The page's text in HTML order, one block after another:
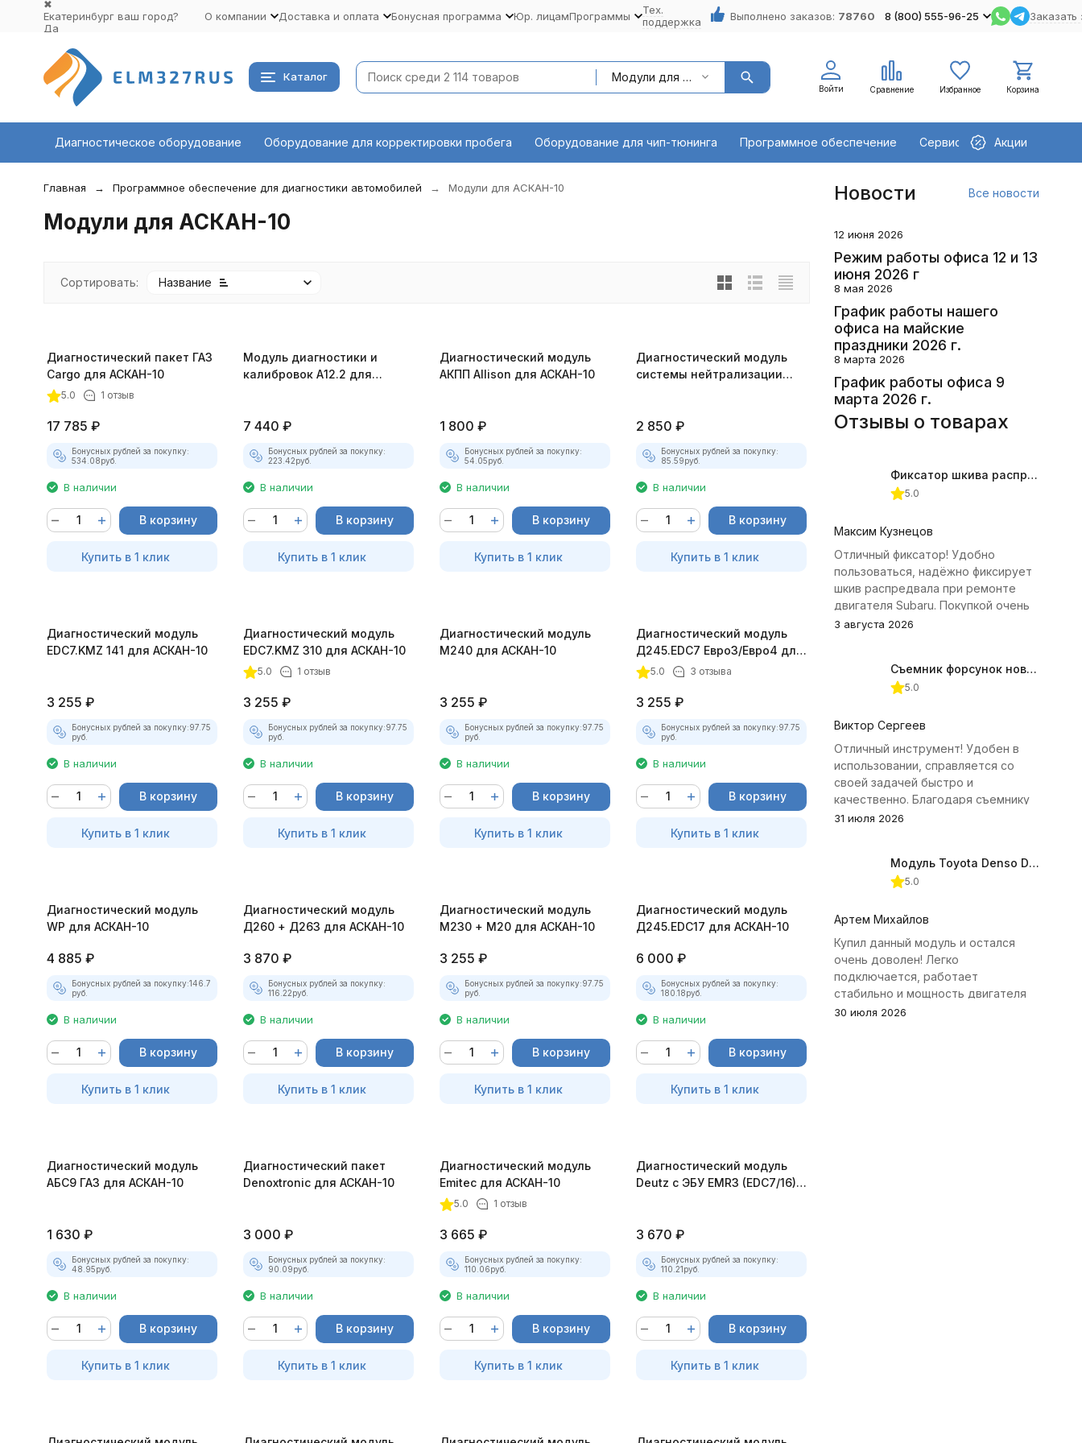
✖
Екатеринбург ваш город?
Да
О компании Доставка и оплата Бонусная программа Юр. лицамПрограммы
Тех.
поддержка
Выполнено заказов: 78760 8 (800) 555-96-25 Заказать
Каталог Модули для АСКАН-10
Войти Сравнение Избранное Корзина
Диагностическое оборудование Оборудование для корректировки пробега Оборудование для чип-тюнинга Программное обеспечение Сервисное оборудование
Акции
Главная Программное обеспечение для диагностики автомобилей Модули для АСКАН-10
Модули для АСКАН-10
Сортировать: Название
покупателей
Диагностический пакет ГАЗ
Cargo для АСКАН-10
5.0 1 отзыв
17 785 ₽
Бонусных рублей за покупку:
534.08руб.
В наличии
В корзину
Купить в 1 клик
Модуль диагностики и
калибровок А12.2 для
7 440 ₽
Бонусных рублей за покупку:
223.42руб.
В наличии
В корзину
Купить в 1 клик
Диагностический модуль
АКПП Allison для АСКАН-10
1 800 ₽
Бонусных рублей за покупку:
54.05руб.
В наличии
В корзину
Купить в 1 клик
Диагностический модуль
системы нейтрализации
2 850 ₽
Бонусных рублей за покупку:
85.59руб.
В наличии
В корзину
Купить в 1 клик
Диагностический модуль
EDC7.KMZ 141 для АСКАН-10
3 255 ₽
Бонусных рублей за покупку:97.75
руб.
В наличии
В корзину
Купить в 1 клик
Диагностический модуль
EDC7.KMZ 310 для АСКАН-10
5.0 1 отзыв
3 255 ₽
Бонусных рублей за покупку:97.75
руб.
В наличии
В корзину
Купить в 1 клик
Диагностический модуль
М240 для АСКАН-10
3 255 ₽
Бонусных рублей за покупку:97.75
руб.
В наличии
В корзину
Купить в 1 клик
Диагностический модуль
Д245.EDC7 Евро3/Евро4 для
АСКАН-10
5.0 3 отзыва
3 255 ₽
Бонусных рублей за покупку:97.75
руб.
В наличии
В корзину
Купить в 1 клик
Диагностический модуль
WP для АСКАН-10
4 885 ₽
Бонусных рублей за покупку:146.7
руб.
В наличии
В корзину
Купить в 1 клик
Диагностический модуль
Д260 + Д263 для АСКАН-10
3 870 ₽
Бонусных рублей за покупку:
116.22руб.
В наличии
В корзину
Купить в 1 клик
Диагностический модуль
М230 + М20 для АСКАН-10
3 255 ₽
Бонусных рублей за покупку:97.75
руб.
В наличии
В корзину
Купить в 1 клик
Диагностический модуль
Д245.EDC17 для АСКАН-10
6 000 ₽
Бонусных рублей за покупку:
180.18руб.
В наличии
В корзину
Купить в 1 клик
Диагностический модуль
АБС9 ГАЗ для АСКАН-10
1 630 ₽
Бонусных рублей за покупку:
48.95руб.
В наличии
В корзину
Купить в 1 клик
Диагностический пакет
Denoxtronic для АСКАН-10
3 000 ₽
Бонусных рублей за покупку:
90.09руб.
В наличии
В корзину
Купить в 1 клик
Диагностический модуль
Emitec для АСКАН-10
5.0 1 отзыв
3 665 ₽
Бонусных рублей за покупку:
110.06руб.
В наличии
В корзину
Купить в 1 клик
Диагностический модуль
Deutz с ЭБУ EMR3 (EDC7/16)
3 670 ₽
Бонусных рублей за покупку:
110.21руб.
В наличии
В корзину
Купить в 1 клик
Новости Все новости
12 июня 2026
Режим работы офиса 12 и 13
июня 2026 г
8 мая 2026
График работы нашего
офиса на майские
праздники 2026 г.
8 марта 2026
График работы офиса 9
марта 2026 г.
Отзывы о товарах
Фиксатор шкива распредвала (Subaru) JTC-4409
5.0
Максим Кузнецов
Отличный фиксатор! Удобно
пользоваться, надёжно фиксирует
шкив распредвала при ремонте
двигателя Subaru. Покупкой очень
доволен.
3 августа 2026
Съемник форсунок новых дизельных двигателей Jonnesway
5.0
Виктор Сергеев
Отличный инструмент! Удобен в
использовании, справляется со
своей задачей быстро и
качественно. Благодаря съемнику
удалось избежать лишних хлопот с
31 июля 2026
Модуль Toyota Denso Diesel 2.8D для ChipTuningPRO
5.0
Артем Михайлов
Купил данный модуль и остался
очень доволен! Легко
подключается, работает
стабильно и мощность двигателя
заметно увеличилась. Рекомендую
30 июля 2026